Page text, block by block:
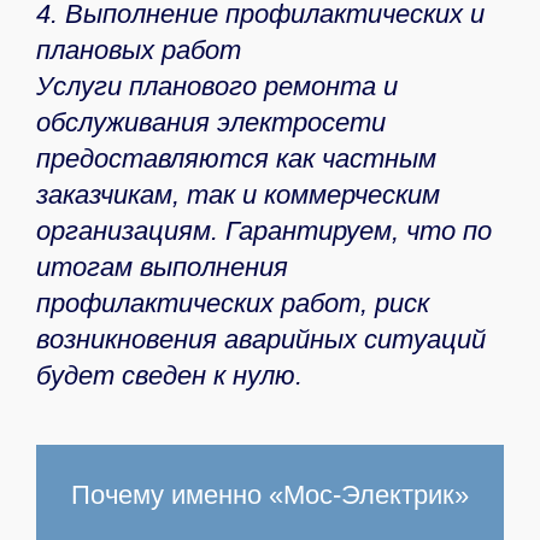
4. Выполнение профилактических и
плановых работ
Услуги планового ремонта и
обслуживания электросети
предоставляются как частным
заказчикам, так и коммерческим
организациям. Гарантируем, что по
итогам выполнения
профилактических работ, риск
возникновения аварийных ситуаций
будет сведен к нулю.
Почему именно «Мос-Электрик»